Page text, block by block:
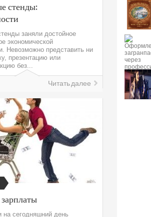
стенды:
заняли достойное
экономической
Невозможно представить ни
презентацию или
без...
Читать далее
на сегодняшний день